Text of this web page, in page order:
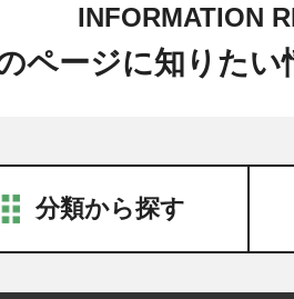
INFORMATION
ページに知りたい
分類から探す